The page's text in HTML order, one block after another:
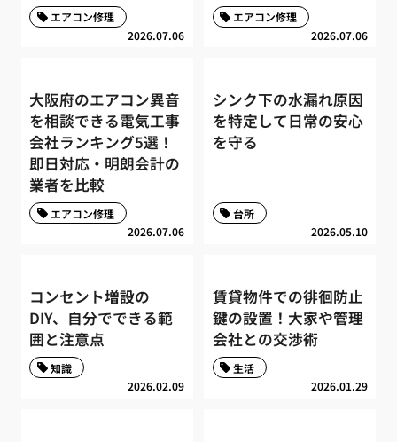
2026.07.06
エアコン修理
2026.07.06
エアコン修理
大阪府のエアコン異音
を相談できる電気工事
会社ランキング5選！
即日対応・明朗会計の
業者を比較
2026.07.06
エアコン修理
シンク下の水漏れ原因
を特定して日常の安心
を守る
2026.05.10
台所
コンセント増設の
DIY、自分でできる範
囲と注意点
2026.02.09
知識
賃貸物件での徘徊防止
鍵の設置！大家や管理
会社との交渉術
2026.01.29
生活